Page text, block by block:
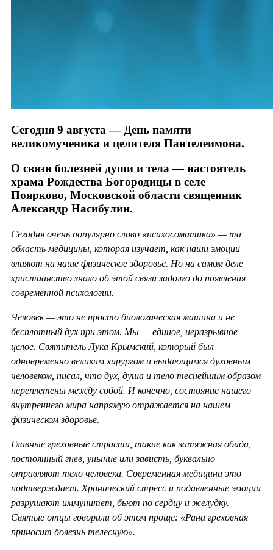
Сегодня 9 августа — День памяти
великомученика и целителя Пантелеимона.
О связи болезней души и тела — настоятель
храма Рождества Богородицы в селе
Поярково, Московской области священник
Александр Насибулин.
Сегодня очень популярно слово «психосоматика» — та
область медицины, которая изучает, как наши эмоции
влияют на наше физическое здоровье. Но на самом деле
христианство знало об этой связи задолго до появления
современной психологии.
Человек — это не просто биологическая машина и не
бесплотный дух при этом. Мы — единое, неразрывное
целое. Святитель Лука Крымский, который был
одновременно великим хирургом и выдающимся духовным
человеком, писал, что дух, душа и тело теснейшим образом
переплетены между собой. И конечно, состояние нашего
внутреннего мира напрямую отражается на нашем
физическом здоровье.
Главные греховные страсти, такие как затяжная обида,
постоянный гнев, уныние или зависть, буквально
отравляют тело человека. Современная медицина это
подтверждает. Хронический стресс и подавленные эмоции
разрушают иммунитет, бьют по сердцу и желудку.
Святые отцы говорили об этом проще: «Рана греховная
приносит болезнь телесную».